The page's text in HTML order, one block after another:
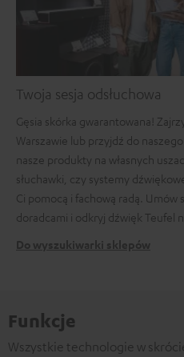
Twoja sesja odsłuchowa
Gęsia skórka gwarantowana!
Warszawie lub przyjdź do
nasze produkty na własnych
słuchawki, czy systemy
Ci pomocą i fachową radą. Umów
doradcami i odkryj dźwięk Teufel
Do wyszukiwarki sklepów
Funkcje
Wszystkie technologie w